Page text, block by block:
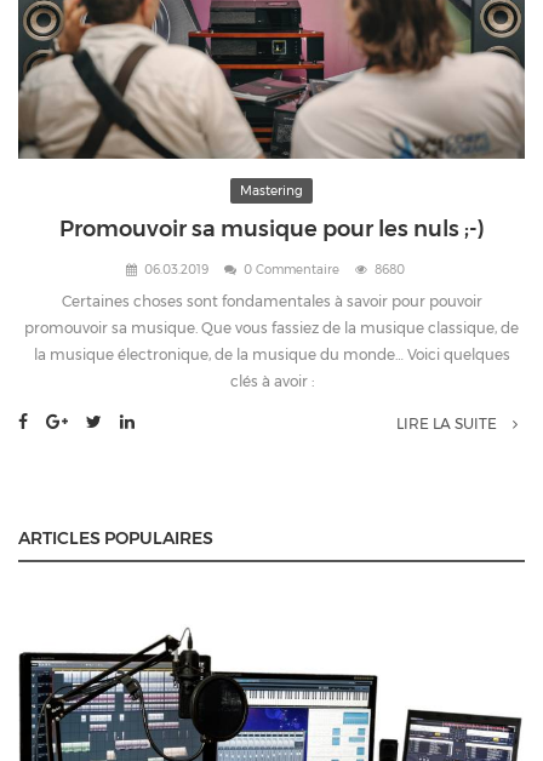
Mastering
Promouvoir sa musique pour les nuls ;-)
06.03.2019 0 Commentaire 8680
Certaines choses sont fondamentales à savoir pour pouvoir
promouvoir sa musique. Que vous fassiez de la musique classique, de
la musique électronique, de la musique du monde… Voici quelques
clés à avoir :
LIRE LA SUITE
ARTICLES POPULAIRES